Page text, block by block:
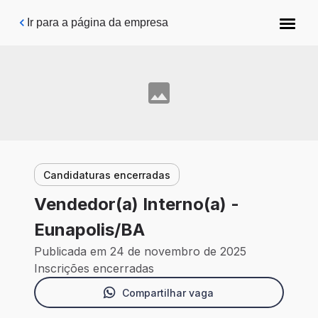
Pular para o conteúdo principal
Ir para a página da empresa
Candidaturas encerradas
Vendedor(a) Interno(a) -
Eunapolis/BA
Publicada em 24 de novembro de 2025
Inscrições encerradas
Compartilhar vaga